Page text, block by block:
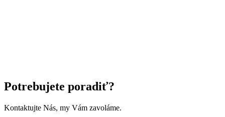
Potrebujete poradiť?
Kontaktujte Nás, my Vám zavoláme.